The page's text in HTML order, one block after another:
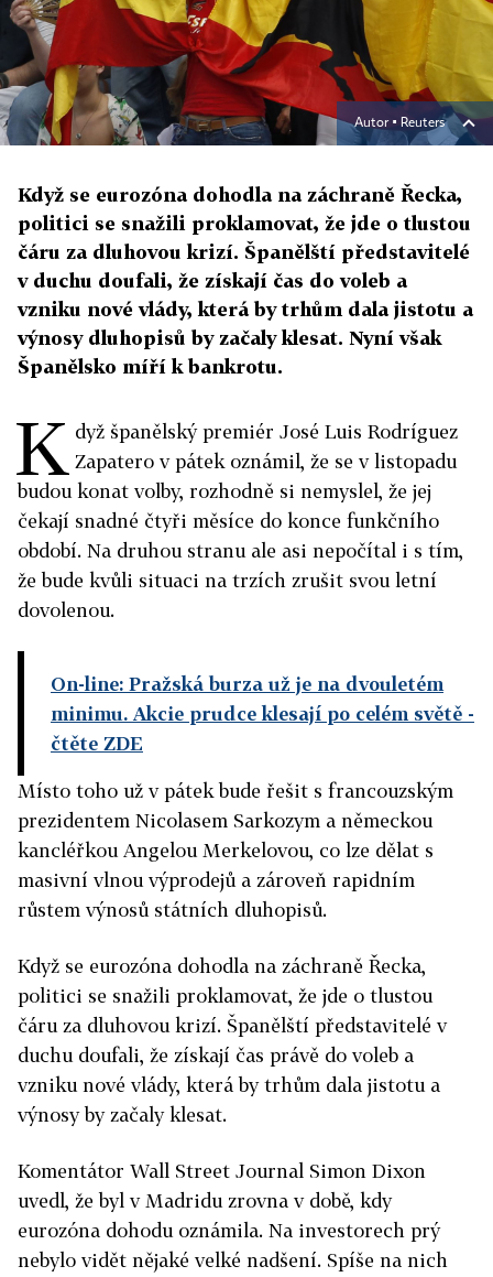
Autor ▪ Reuters
Když se eurozóna dohodla na záchraně Řecka,
politici se snažili proklamovat, že jde o tlustou
čáru za dluhovou krizí. Španělští představitelé
v duchu doufali, že získají čas do voleb a
vzniku nové vlády, která by trhům dala jistotu a
výnosy dluhopisů by začaly klesat. Nyní však
Španělsko míří k bankrotu.
K dyž španělský premiér José Luis Rodríguez
Zapatero v pátek oznámil, že se v listopadu
budou konat volby, rozhodně si nemyslel, že jej
čekají snadné čtyři měsíce do konce funkčního
období. Na druhou stranu ale asi nepočítal i s tím,
že bude kvůli situaci na trzích zrušit svou letní
dovolenou.
On-line: Pražská burza už je na dvouletém
minimu. Akcie prudce klesají po celém světě -
čtěte ZDE
Místo toho už v pátek bude řešit s francouzským
prezidentem Nicolasem Sarkozym a německou
kancléřkou Angelou Merkelovou, co lze dělat s
masivní vlnou výprodejů a zároveň rapidním
růstem výnosů státních dluhopisů.
Když se eurozóna dohodla na záchraně Řecka,
politici se snažili proklamovat, že jde o tlustou
čáru za dluhovou krizí. Španělští představitelé v
duchu doufali, že získají čas právě do voleb a
vzniku nové vlády, která by trhům dala jistotu a
výnosy by začaly klesat.
Komentátor Wall Street Journal Simon Dixon
uvedl, že byl v Madridu zrovna v době, kdy
eurozóna dohodu oznámila. Na investorech prý
nebylo vidět nějaké velké nadšení. Spíše na nich